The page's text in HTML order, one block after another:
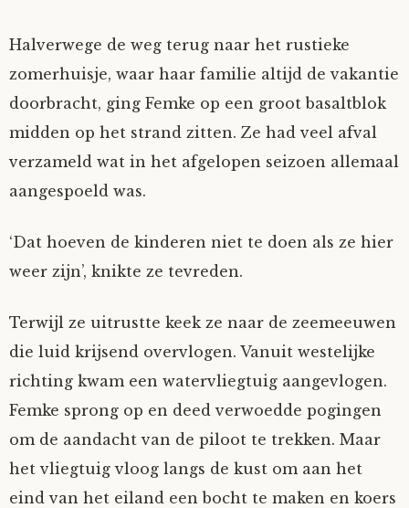
Halverwege de weg terug naar het rustieke
zomerhuisje, waar haar familie altijd de vakantie
doorbracht, ging Femke op een groot basaltblok
midden op het strand zitten. Ze had veel afval
verzameld wat in het afgelopen seizoen allemaal
aangespoeld was.
‘Dat hoeven de kinderen niet te doen als ze hier
weer zijn’, knikte ze tevreden.
Terwijl ze uitrustte keek ze naar de zeemeeuwen
die luid krijsend overvlogen. Vanuit westelijke
richting kwam een watervliegtuig aangevlogen.
Femke sprong op en deed verwoedde pogingen
om de aandacht van de piloot te trekken. Maar
het vliegtuig vloog langs de kust om aan het
eind van het eiland een bocht te maken en koers